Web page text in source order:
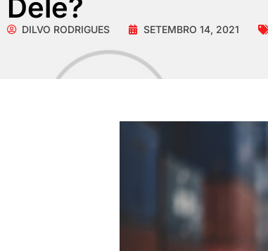
Dele?
DILVO RODRIGUES SETEMBRO 14, 2021